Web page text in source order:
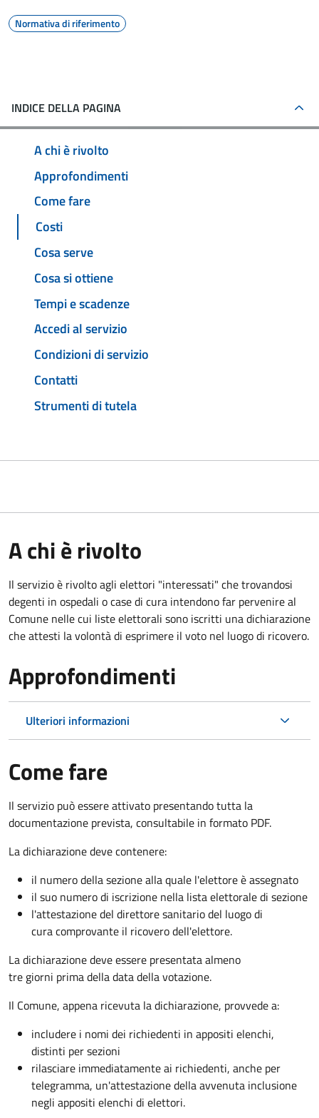
Normativa di riferimento
INDICE DELLA PAGINA
A chi è rivolto
Approfondimenti
Come fare
Costi
Cosa serve
Cosa si ottiene
Tempi e scadenze
Accedi al servizio
Condizioni di servizio
Contatti
Strumenti di tutela
A chi è rivolto
Il servizio è rivolto agli elettori "interessati" che trovandosi
degenti in ospedali o case di cura intendono far pervenire al
Comune nelle cui liste elettorali sono iscritti una dichiarazione
che attesti la volontà di esprimere il voto nel luogo di ricovero.
Approfondimenti
Ulteriori informazioni
Come fare
Il servizio può essere attivato presentando tutta la
documentazione prevista, consultabile in formato PDF.
La dichiarazione deve contenere:
il numero della sezione alla quale l'elettore è assegnato
il suo numero di iscrizione nella lista elettorale di sezione
l'attestazione del direttore sanitario del luogo di
cura comprovante il ricovero dell'elettore.
La dichiarazione deve essere presentata almeno
tre giorni prima della data della votazione.
Il Comune, appena ricevuta la dichiarazione, provvede a:
includere i nomi dei richiedenti in appositi elenchi,
distinti per sezioni
rilasciare immediatamente ai richiedenti, anche per
telegramma, un'attestazione della avvenuta inclusione
negli appositi elenchi di elettori.